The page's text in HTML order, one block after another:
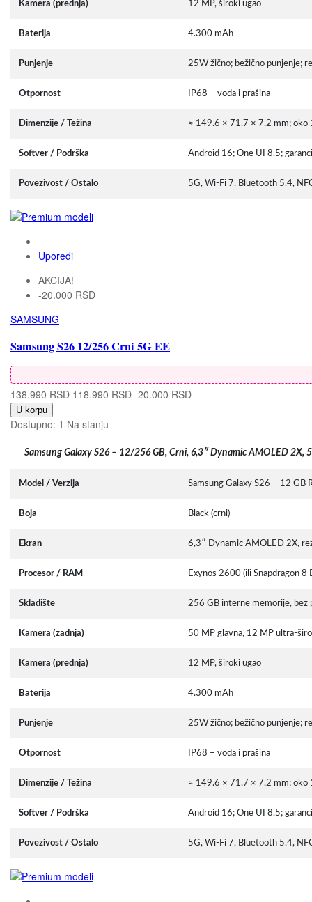
Kamera (prednja) 12 MP, široki ugao
Baterija 4.300 mAh
Punjenje 25W žično; bežično punjenje;
Otpornost IP68 – voda i prašina
Dimenzije / Težina ≈ 149.6 × 71.7 × 7.2 mm; oko
Softver / Podrška Android 16; One UI 8.5;
Povezivost / Ostalo 5G, Wi-Fi 7, Bluetooth 5.4,
Uporedi
AKCIJA!
-20.000 RSD
SAMSUNG
Samsung S26 12/256 Crni 5G EE
138.990 RSD 118.990 RSD -20.000 RSD
U korpu
Dostupno: 1 Na stanju
Samsung Galaxy S26 – 12/256 GB, Crni, 6,3″ Dynamic AMOLED 2X,
Model / Verzija Samsung Galaxy S26 – 12 GB
Boja Black (crni)
Ekran 6,3″ Dynamic AMOLED 2X,
Procesor / RAM Exynos 2600 (ili Snapdragon
Skladište 256 GB interne memorije, bez
Kamera (zadnja) 50 MP glavna, 12 MP ultra-
Kamera (prednja) 12 MP, široki ugao
Baterija 4.300 mAh
Punjenje 25W žično; bežično punjenje;
Otpornost IP68 – voda i prašina
Dimenzije / Težina ≈ 149.6 × 71.7 × 7.2 mm; oko
Softver / Podrška Android 16; One UI 8.5;
Povezivost / Ostalo 5G, Wi-Fi 7, Bluetooth 5.4,